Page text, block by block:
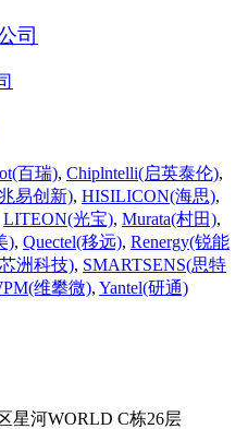
司
百瑞), Chiplntelli(启英泰伦),
易创新), HISILICON(海思),
LITEON(光宝), Murata(村田),
), Quectel(移远), Renergy(锐能
洲科技), SMARTSENS(思特
维攀微), Yantel(研通)
星河WORLD C栋26层